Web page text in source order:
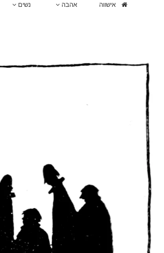
אישווה אהבה נשים